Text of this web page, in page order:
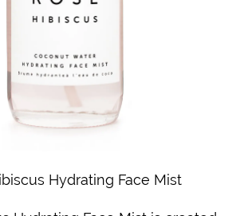
Hydrating Face Mist